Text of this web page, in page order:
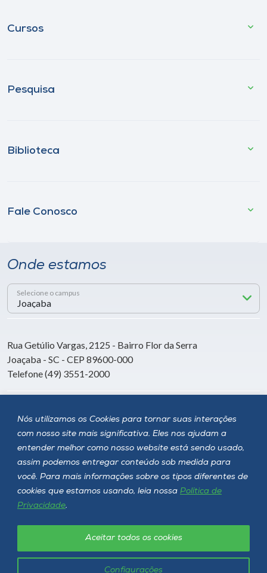
Nós utilizamos os Cookies para tornar suas interações
com nosso site mais significativa. Eles nos ajudam a
entender melhor como nosso website está sendo usado,
assim podemos entregar conteúdo sob medida para
você. Para mais informações sobre os tipos diferentes de
cookies que estamos usando, leia nossa Política de
Privacidade.
Configurações
Aceitar todos os cookies
Cursos
Pesquisa
Biblioteca
Fale Conosco
Onde estamos
Selecione o campus
Rua Getúlio Vargas, 2125 - Bairro Flor da Serra
Joaçaba - SC - CEP 89600-000
Telefone (49) 3551-2000
Siga a Unoesc
Unoesc © 2026 - Todos os direitos reservados
Política de privacidade LGPD